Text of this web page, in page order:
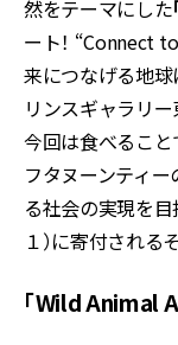
然をテーマにした
ート！ “Connect
来につなげる地球
リンスギャラリ
今回は食べるこ
フタヌーンティ
る社会の実現を
１）に寄付される
「Wild Animal